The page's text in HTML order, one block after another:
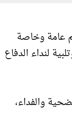
عامة وخاصة
لنداء الدفاع
والفداء،